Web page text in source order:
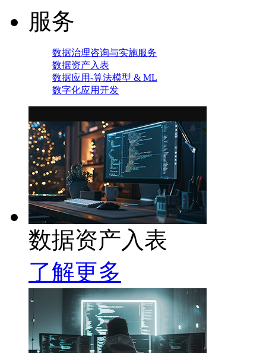
服务
数据治理咨询与实施服务
数据资产入表
数据应用-算法模型 & ML
数字化应用开发
数据资产入表
了解更多